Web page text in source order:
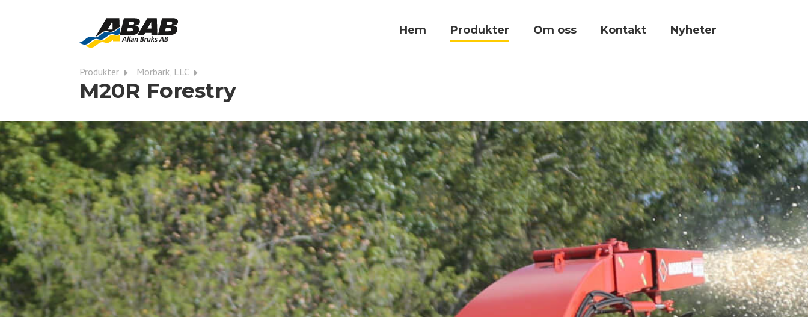
Hem Produkter Om oss Kontakt Nyheter
Produkter Morbark, LLC
M20R Forestry